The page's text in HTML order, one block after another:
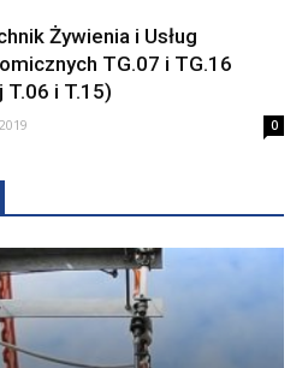
Żywienia i Usług
TG.07 i TG.16
T.06 i T.15)
0